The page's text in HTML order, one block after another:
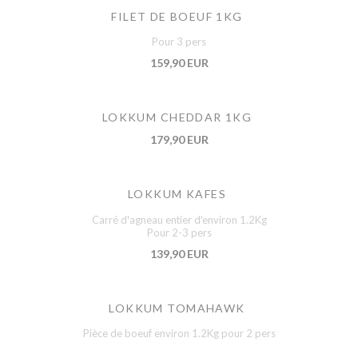
FILET DE BOEUF 1KG
Pour 3 pers
159,90 EUR
LOKKUM CHEDDAR 1KG
179,90 EUR
LOKKUM KAFES
Carré d'agneau entier d'environ 1.2Kg
Pour 2-3 pers
139,90 EUR
LOKKUM TOMAHAWK
Pièce de boeuf environ 1.2Kg pour 2 pers